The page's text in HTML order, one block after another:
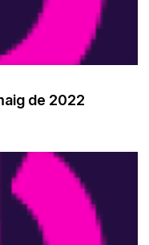
de 2022